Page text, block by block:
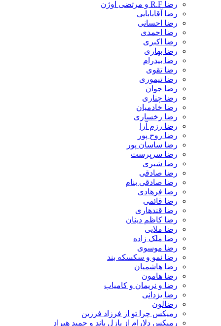
رضا آقابابایی
رضا احسانی
رضا احمدی
رضا اکبری
رضا بهاری
رضا بیدرام
رضا تقوی
رضا تیموری
رضا جوان
رضا چناری
رضا خادمیان
رضا رخساری
رضا رزم آرا
رضا روح پور
رضا ساسان پور
رضا سرپرست
رضا شیری
رضا صادقی
رضا صادقی بنام
رضا فرهادی
رضا قائمی
رضا قندهاری
رضا کاظم دینان
رضا ملایی
رضا ملک زاده
رضا موسوی
رضا نمو و سکسکه بند
رضا هاشمیان
رضا هامون
رضا و نریمان و کامیاب
رضا یزدانی
رضالون
رمیکس چرا تو از فرزاد فرزین
رمیکس دلارام از پازل باند و حمید هیراد